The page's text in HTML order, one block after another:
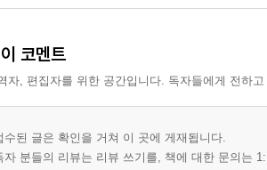
코멘트
자, 편집자를 위한 공간입니다. 독자들에게 전하
수된 글은 확인을 거쳐 이 곳에 게재됩니다.
자 분들의 리뷰는 리뷰 쓰기를, 책에 대한 문의는